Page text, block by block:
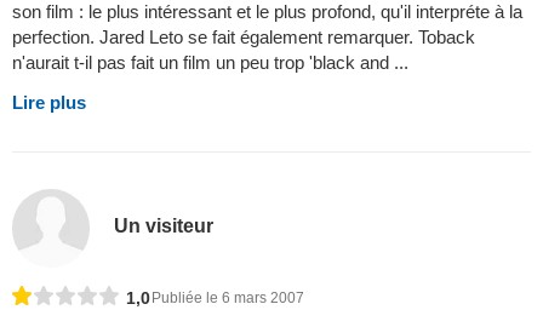
son film : le plus intéressant et le plus profond, qu'il interpréte à la
perfection. Jared Leto se fait également remarquer. Toback
n'aurait t-il pas fait un film un peu trop 'black and ...
Lire plus
Un visiteur
1,0Publiée le 6 mars 2007